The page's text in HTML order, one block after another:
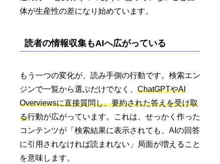
体が生産性の差になり始めています。
読者の情報収集もAIへ広がっている
もう一つの変化が、読み手側の行動です。検索エン
ジンで一覧から選ぶだけでなく、 ChatGPTやAI
Overviewsに直接質問し、要約された答えを受け取
る行動が広がっています。これは、せっかく作った
コンテンツが「検索結果に表示されても、AIの回答
に引用されなければ読まれない」局面が増えること
を意味します。